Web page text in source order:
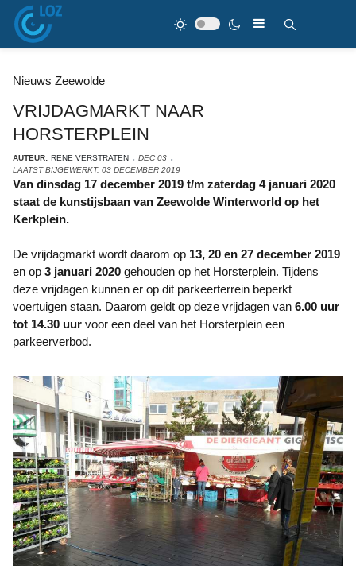
Nieuws Zeewolde
VRIJDAGMARKT NAAR
HORSTERPLEIN
AUTEUR: RENE VERSTRATEN
DEC 03
LAATST BIJGEWERKT: 03 DECEMBER 2019
Van dinsdag 17 december 2019 t/m zaterdag 4 januari 2020
staat de kunstijsbaan van Zeewolde Winterworld op het
Kerkplein.
De vrijdagmarkt wordt daarom op 13, 20 en 27 december 2019
en op 3 januari 2020 gehouden op het Horsterplein. Tijdens
deze vrijdagen kunnen er op dit parkeerterrein beperkt
voertuigen staan. Daarom geldt op deze vrijdagen van 6.00 uur
tot 14.30 uur voor een deel van het Horsterplein een
parkeerverbod.